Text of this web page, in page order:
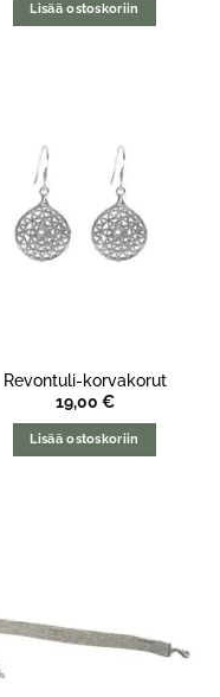
Lisää ostoskoriin
Revontuli-korvakorut
19,00 €
Lisää ostoskoriin